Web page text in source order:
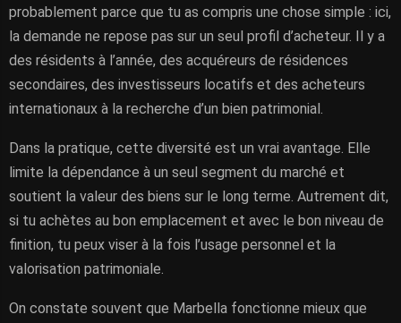
probablement parce que tu as compris une chose simple : ici,
la demande ne repose pas sur un seul profil d’acheteur. Il y a
des résidents à l’année, des acquéreurs de résidences
secondaires, des investisseurs locatifs et des acheteurs
internationaux à la recherche d’un bien patrimonial.
Dans la pratique, cette diversité est un vrai avantage. Elle
limite la dépendance à un seul segment du marché et
soutient la valeur des biens sur le long terme. Autrement dit,
si tu achètes au bon emplacement et avec le bon niveau de
finition, tu peux viser à la fois l’usage personnel et la
valorisation patrimoniale.
On constate souvent que Marbella fonctionne mieux que